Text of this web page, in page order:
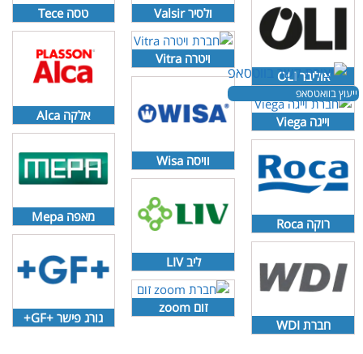
אוליבר OLI
וייגה Viega
רוקה Roca
חברת WDI
ולסיר Valsir
ויטרה Vitra
וויסה Wisa
ליב LIV
זום zoom
טסה Tece
אלקה Alca
מאפה Mepa
גורג פישר +GF+
ייעוץ בוואטסאפ